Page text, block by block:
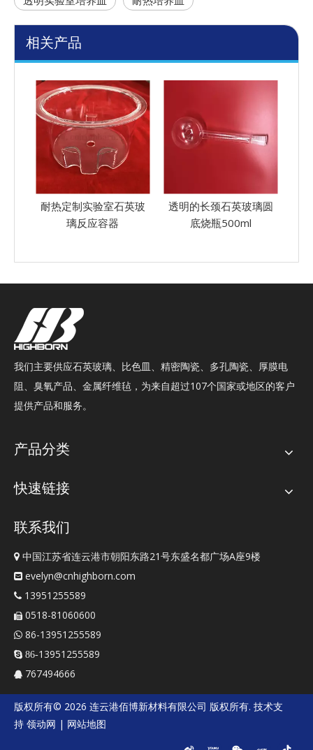
相关产品
透明的长颈石英玻璃圆
底烧瓶500ml
专业定制的石英玻璃反
应器反应罐
我们主要供应石英玻璃、比色皿、精密陶瓷、多孔陶瓷、厚膜电
阻、臭氧产品、金属纤维毡，为来自超过107个国家或地区的客户
提供产品和服务。
产品分类
快速链接
联系我们
 中国江苏省连云港市朝阳东路21号东盛名都广场A座9楼
 evelyn@cnhighborn.com
 13951255589
 0518-81060600
 86-13951255589
 86-13951255589
 767494666
版权所有© 2026 连云港佰博新材料有限公司 版权所有. 技术支
持 领动网 | 网站地图